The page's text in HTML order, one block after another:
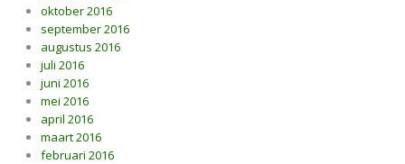
oktober 2016
september 2016
augustus 2016
juli 2016
juni 2016
mei 2016
april 2016
maart 2016
februari 2016